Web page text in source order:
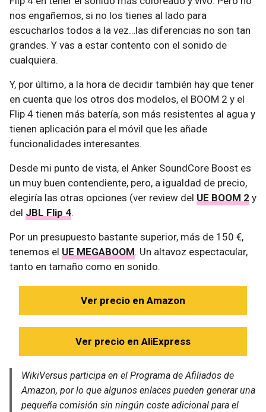
nos engañemos, si no los tienes al lado para
escucharlos todos a la vez…las diferencias no son tan
grandes. Y vas a estar contento con el sonido de
cualquiera.
Y, por último, a la hora de decidir también hay que tener
en cuenta que los otros dos modelos, el BOOM 2 y el
Flip 4 tienen más batería, son más resistentes al agua y
tienen aplicación para el móvil que les añade
funcionalidades interesantes.
Desde mi punto de vista, el Anker SoundCore Boost es
un muy buen contendiente, pero, a igualdad de precio,
elegiría las otras opciones (ver review del UE BOOM 2 y
del JBL Flip 4.
Por un presupuesto bastante superior, más de 150 €,
tenemos el UE MEGABOOM. Un altavoz espectacular,
tanto en tamaño como en sonido.
Ver precio en Amazon
Ver precio en AliExpress
WikiVersus participa en el Programa de Afiliados de
Amazon, por lo que algunos enlaces pueden generar una
pequeña comisión sin ningún coste adicional para el